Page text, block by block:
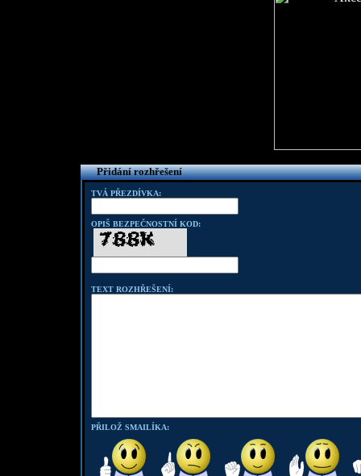
Přidání rozhřešení
TVÁ PŘEZDÍVKA:
OPIŠ BEZPEČNOSTNÍ KOD:
TEXT ROZHŘEŠENÍ:
PŘILOŽ SMAILÍKA: